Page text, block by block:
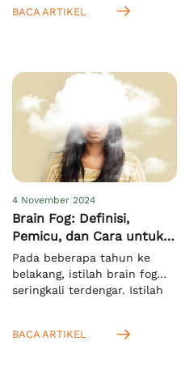
pada wanita. Hal ini
tahun 2022 ada sekitar 2,3
juta kasus dan 670.000
kematian secara global
akibat masalah ini.[1]
Meskipun lebih rentan pada
wanita, namun pria juga bisa
mengalaminya. […]
BACA ARTIKEL
4 November 2024
Brain Fog: Definisi,
Pemicu, dan Cara untuk
Mengatasinya
Pada beberapa tahun ke
belakang, istilah brain fog
seringkali terdengar. Istilah
untuk memusatkan fokus
BACA ARTIKEL